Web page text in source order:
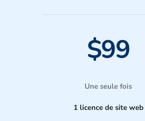
$99
Une seule fois
1 licence de site web